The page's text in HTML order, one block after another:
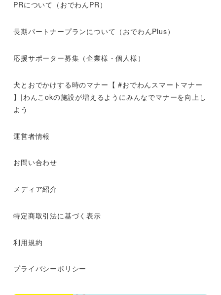
PRについて（おでわんPR）
長期パートナープランについて（おでわんPlus）
応援サポーター募集（企業様・個人様）
犬とおでかけする時のマナー【 #おでわんスマートマナー
】|わんこokの施設が増えるようにみんなでマナーを向上し
よう
運営者情報
お問い合わせ
メディア紹介
特定商取引法に基づく表示
利用規約
プライバシーポリシー